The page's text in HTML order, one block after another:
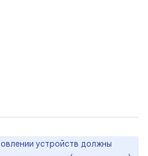
устройств должны